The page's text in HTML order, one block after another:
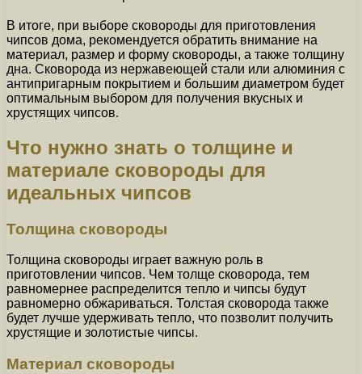
В итоге, при выборе сковороды для приготовления
чипсов дома, рекомендуется обратить внимание на
материал, размер и форму сковороды, а также толщину
дна. Сковорода из нержавеющей стали или алюминия с
антипригарным покрытием и большим диаметром будет
оптимальным выбором для получения вкусных и
хрустящих чипсов.
Что нужно знать о толщине и
материале сковороды для
идеальных чипсов
Толщина сковороды
Толщина сковороды играет важную роль в
приготовлении чипсов. Чем толще сковорода, тем
равномернее распределится тепло и чипсы будут
равномерно обжариваться. Толстая сковорода также
будет лучше удерживать тепло, что позволит получить
хрустящие и золотистые чипсы.
Материал сковороды